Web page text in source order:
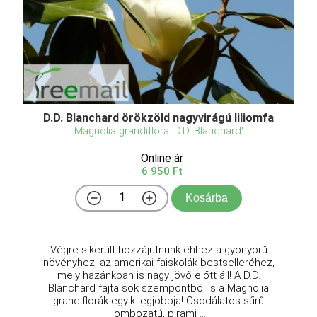
D.D. Blanchard örökzöld nagyvirágú liliomfa
Magnolia grandiflora 'D.D. Blanchard'
Online ár
6 950 Ft
Kosárba
Végre sikerült hozzájutnunk ehhez a gyönyörű
növényhez, az amerikai faiskolák bestselleréhez,
mely hazánkban is nagy jövő előtt áll! A D.D.
Blanchard fajta sok szempontból is a Magnolia
grandiflorák egyik legjobbja! Csodálatos sűrű
lombozatú, pirami ...